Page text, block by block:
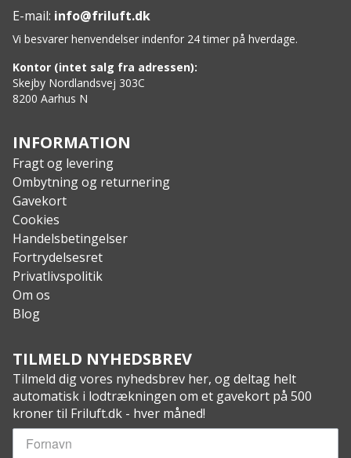
E-mail: info@friluft.dk
Vi besvarer henvendelser indenfor 24 timer på hverdage.
Kontor (intet salg fra adressen):
Skejby Nordlandsvej 303C
8200 Aarhus N
INFORMATION
Fragt og levering
Ombytning og returnering
Gavekort
Cookies
Handelsbetingelser
Fortrydelsesret
Privatlivspolitik
Om os
Blog
TILMELD NYHEDSBREV
Tilmeld dig vores nyhedsbrev her, og deltag helt
automatisk i lodtrækningen om et gavekort på 500
kroner til Friluft.dk - hver måned!